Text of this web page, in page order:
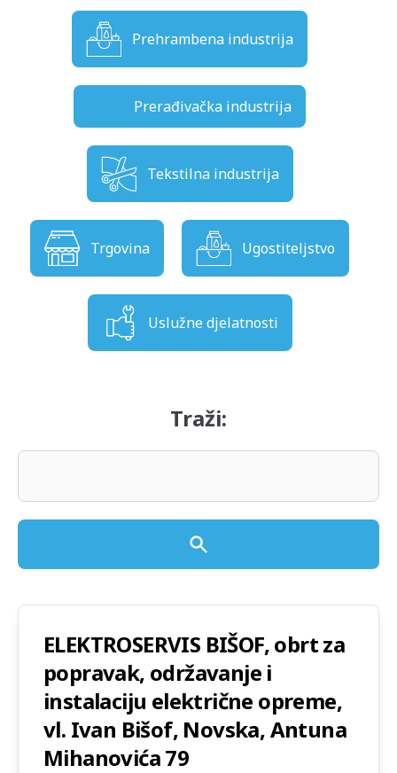
Prehrambena industrija
Prerađivačka industrija
Tekstilna industrija
Trgovina Ugostiteljstvo
Uslužne djelatnosti
Traži:
ELEKTROSERVIS BIŠOF, obrt za
popravak, održavanje i
instalaciju električne opreme,
vl. Ivan Bišof, Novska, Antuna
Mihanovića 79